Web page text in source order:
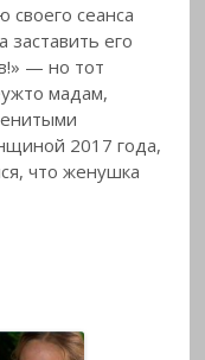
сеанса
заставить его
— но тот
мадам,
2017 года,
что женушка